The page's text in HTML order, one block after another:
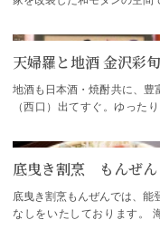
天婦羅と地酒 金沢彩
地酒も日本酒・焼酎共に、豊
（西口）出てすぐ。ゆった
底曳き割烹 もんぜん
底曳き割烹もんぜんでは、能
なしをいたしております。